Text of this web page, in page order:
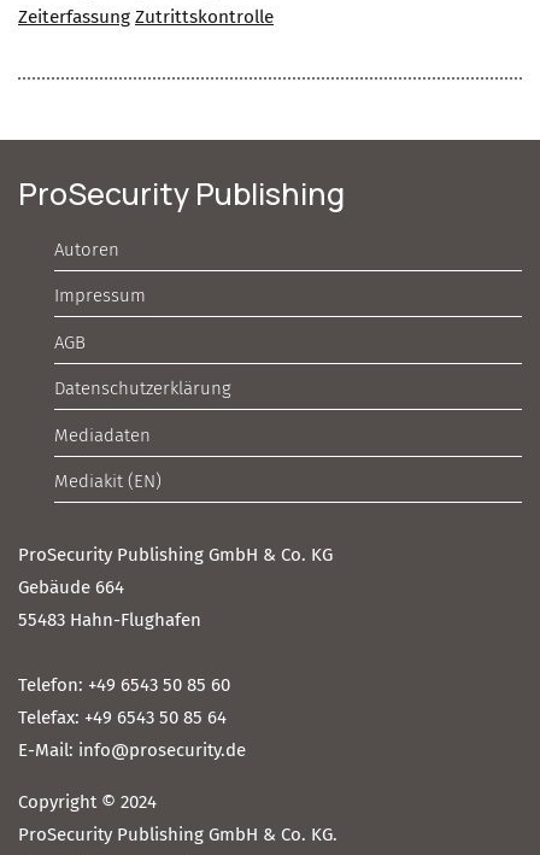
Zeiterfassung Zutrittskontrolle
ProSecurity Publishing
Autoren
Impressum
AGB
Datenschutzerklärung
Mediadaten
Mediakit (EN)
ProSecurity Publishing GmbH & Co. KG
Gebäude 664
55483 Hahn-Flughafen
Telefon: +49 6543 50 85 60
Telefax: +49 6543 50 85 64
E-Mail: info@prosecurity.de
Copyright © 2024
ProSecurity Publishing GmbH & Co. KG.